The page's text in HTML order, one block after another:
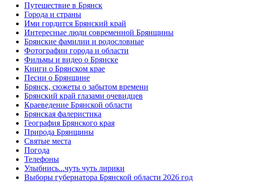
Путешествие в Брянск
Города и страны
Ими гордится Брянский край
Интересные люди современной Брянщины
Брянские фамилии и родословные
Фотографии города и области
Фильмы и видео о Брянске
Книги о Брянском крае
Песни о Брянщине
Брянск, сюжеты о забытом времени
Брянский край глазами очевидцев
Краеведение Брянской области
Брянская фалеристика
География Брянского края
Природа Брянщины
Святые места
Погода
Телефоны
Улыбнись...чуть чуть лирики
Выборы губернатора Брянской области 2026 год